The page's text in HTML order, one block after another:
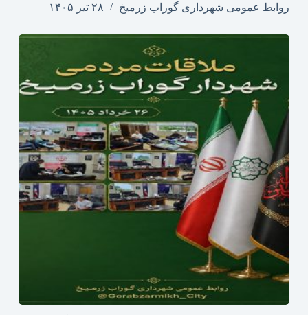
روابط عمومی شهرداری گوراب زرمیخ
۲۸ تیر ۱۴۰۵